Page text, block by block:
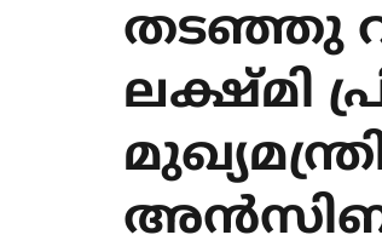
തടഞ്ഞു
ലക്ഷ്മി